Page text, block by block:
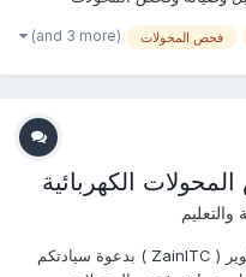
/ لاين / إيمو :
فحص المحولات (and 3 more)
الكهربائية
والتعليم
يتشرف مركز زيــن الدولي للتدريب والتطوير ( ZainITC ) بدعوة سيادتكم